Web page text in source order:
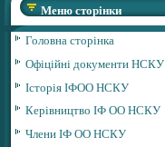
Меню сторінки
Головна сторінка
Офіційні документи НСКУ
Історія ІФОО НСКУ
Керівництво ІФ ОО НСКУ
Члени ІФ ОО НСКУ